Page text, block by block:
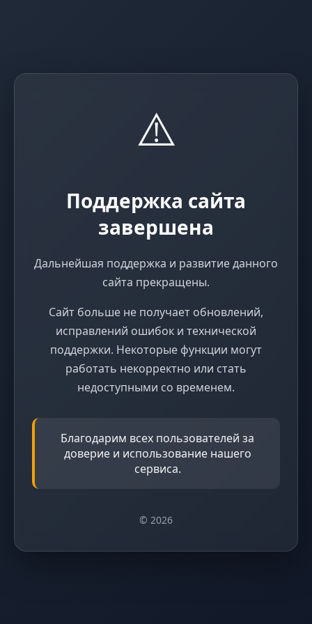
⚠️
Поддержка сайта
завершена
Дальнейшая поддержка и развитие данного
сайта прекращены.
Сайт больше не получает обновлений,
исправлений ошибок и технической
поддержки. Некоторые функции могут
работать некорректно или стать
недоступными со временем.
Благодарим всех пользователей за
доверие и использование нашего
сервиса.
© 2026